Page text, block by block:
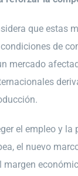
que estas
de
mercado
el empleo y la
el nuevo
margen